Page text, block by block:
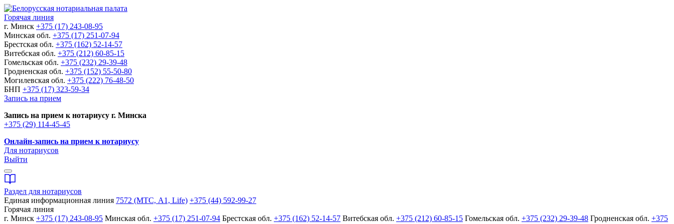
Горячая линия
г. Минск +375 (17) 243-08-95
Минская обл. +375 (17) 251-07-94
Брестская обл. +375 (162) 52-14-57
Витебская обл. +375 (212) 60-85-15
Гомельская обл. +375 (232) 29-39-48
Гродненская обл. +375 (152) 55-50-80
Могилевская обл. +375 (222) 76-48-50
БНП +375 (17) 323-59-34
Запись на прием
Запись на прием к нотариусу г. Минска
+375 (29) 114-45-45
Онлайн-запись на прием к нотариусу
Для нотариусов
Выйти
Раздел для нотариусов
Единая информационная линия 7572 (МТС, A1, Life) +375 (44) 592-99-27
Горячая линия
г. Минск +375 (17) 243-08-95 Минская обл. +375 (17) 251-07-94 Брестская обл. +375 (162) 52-14-57 Витебская обл. +375 (212) 60-85-15 Гомельская обл. +375 (232) 29-39-48 Гродненская обл. +375